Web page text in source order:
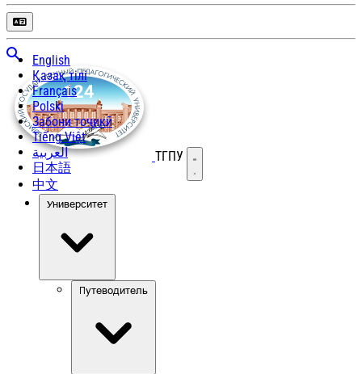
English
Қазақ тілі
Français
Polski
Забони тоҷикӣ
Tiếng Việt
العربية
日本語
中文
ТГПУ Открыть меню
Университет
Путеводитель